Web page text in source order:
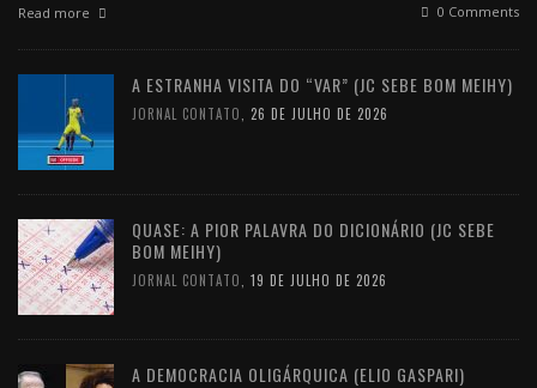
Read more 0 Comments
A ESTRANHA VISITA DO “VAR” (JC SEBE BOM MEIHY)
JORNAL CONTATO 26 DE JULHO DE 2026
QUASE: A PIOR PALAVRA DO DICIONÁRIO (JC SEBE
BOM MEIHY)
JORNAL CONTATO 19 DE JULHO DE 2026
A DEMOCRACIA OLIGÁRQUICA (ELIO GASPARI)